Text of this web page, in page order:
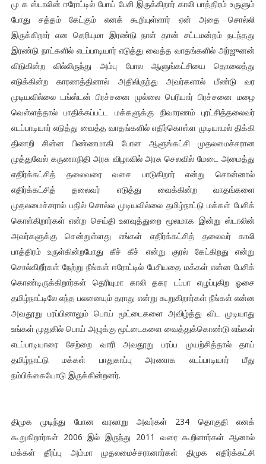
மு க ஸ்டாலின் ஈரோட்டில் போய் பேசி இருக்கிறார் காலி பாத்திரம் உருளும்
போது சத்தம் கேட்கும் எனக் கூறியுள்ளார் ஏன் அதை சொல்லி
இருக்கிறார் என தெரியுமா இரண்டு நாள் தான் சட்டமன்றம் நடந்தது
இரண்டு நாட்களில் எடப்பாடியார் எடுத்து வைத்த வாதங்களில் அர்ஜுனன்
விடுகின்ற வில்லிருந்து அம்பு போல ஆளுங்கட்சியை தொலைத்து
எடுக்கின்ற காரணத்தினால் அதிலிருந்து அவர்களால் மீண்டு வர
முடியவில்லை டங்ஸ்டன் பிரச்சனை முல்லை பெரியார் பிரச்சனை மழை
வெள்ளத்தால் பாதிக்கப்பட்ட மக்களுக்கு நிவாரணம் புரட்சித்தலைவர்
எடப்பாடியார் எடுத்து வைத்த வாதங்களில் எதிர்கொள்ள முடியாமல் திக்கி
திணறி சின்ன பிண்ணமாகி போன ஆளுங்கட்சி முதலமைச்சரான
முத்துவேல் கருணாநிதி அரசு விழாவில் அரசு செலவில் மேடை அமைத்து
எதிர்க்கட்சித் தலைவரை வசை பாடுகிறார் என்று சொன்னால்
எதிர்க்கட்சித் தலைவர் எடுத்து வைக்கின்ற வாதங்களை
முதலமைச்சரால் பதில் சொல்ல முடியவில்லை தமிழ்நாட்டு மக்கள் பேசிக்
கொள்கிறார்கள் என்ற செய்தி உளவுத்துறை மூலமாக இன்று ஸ்டாலின்
அவர்களுக்கு சென்றுள்ளது எங்கள் எதிர்க்கட்சித் தலைவர் காலி
பாத்திரம் உருள்கின்றபோது கீச் கீச் என்று குரல் கேட்கிறது என்று
சொல்கிறீர்கள் நேற்று நீங்கள் ஈரோட்டில் பேசியதை மக்கள் என்ன பேசிக்
கொண்டிருக்கிறார்கள் தெரியுமா காலி தகர டப்பா எழுப்புகிற ஓசை
தமிழ்நாட்டிலே எந்த பலனையும் தராது என்று கூறுகிறார்கள் நீங்கள் என்ன
அவதூறு பரப்பினாலும் பொய் மூட்டைகளை அவிழ்த்து விட முடியாது
உங்கள் முதுகில் பொய் அழுக்கு மூட்டைகளை வைத்துக்கொண்டு எங்கள்
எடப்பாடியாரை சேற்றை வாரி அவதூறு பரப்ப முயற்சித்தால் தாய்
தமிழ்நாட்டு மக்கள் பாதுகாப்பு அரணாக எடப்பாடியார் மீது
நம்பிக்கையோடு இருக்கின்றனர்.
திமுக முடிந்து போன வரலாறு அவர்கள் 234 தொகுதி எனக்
கூறுகிறார்கள் 2006 இல் இருந்து 2011 வரை கூறினார்கள் ஆனால்
மக்கள் தீர்ப்பு அம்மா முதலமைச்சரானார்கள் திமுக எதிர்க்கட்சி